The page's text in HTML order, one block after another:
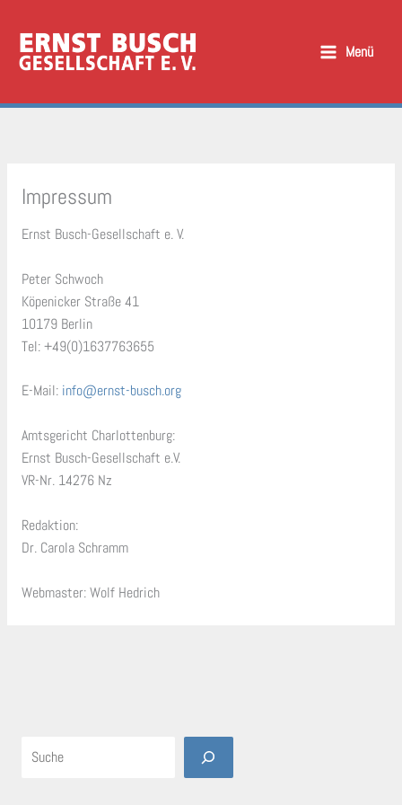
Inhalt
springen
Menü
Impressum
Ernst Busch-Gesellschaft e. V.
Peter Schwoch
Köpenicker Straße 41
10179 Berlin
Tel: +49(0)1637763655
E-Mail: info@ernst-busch.org
Amtsgericht Charlottenburg:
Ernst Busch-Gesellschaft e.V.
VR-Nr. 14276 Nz
Redaktion:
Dr. Carola Schramm
Webmaster: Wolf Hedrich
Suche